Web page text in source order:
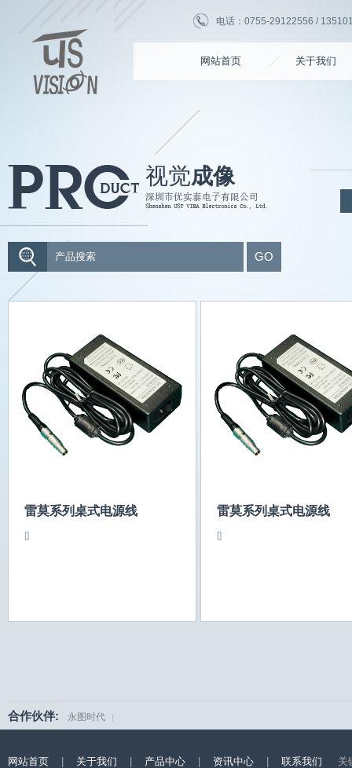
电话：0755-29122556 /
网站首页 关于我们
视觉成像
GO
雷莫系列桌式电源线
[]
雷莫系列桌式电源线
[]
合作伙伴: 永图时代 |
网站首页 关于我们 产品中心 资讯中心 联系我们 关